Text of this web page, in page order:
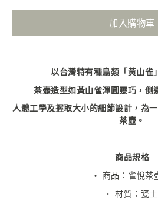
加入購物車
以台灣特有種鳥類「黃山雀
茶壺造型如黃山雀渾圓靈巧，側
人體工學及握取大小的細節設計，為
茶壺。
商品規格
‧ 商品：雀悅茶
‧ 材質：瓷土